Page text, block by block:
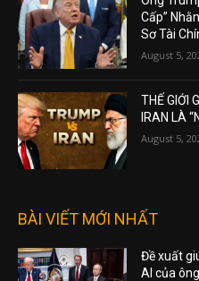
Cấp”
Sơ Tài
August 5,
THẾ GIỚI
IRAN LÀ
August 5,
BÀI VIẾT MỚI NHẤT
Đề xuất
AI của